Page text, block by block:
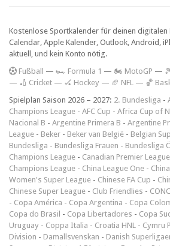
Kostenlose Sportkalender für deinen digitalen
Calendar, Apple Kalender, Outlook, Android,
aktuell, und kein Konto nötig.
Fußball — 🏎️ Formula 1 — 🏍 MotoGP —
— 🏏 Cricket — 🏑 Hockey — 🏈 NFL — 🏀
Spielplan Saison 2026 – 2027: 2. Bundesliga -
Champions League - AFC Cup - Africa Cup of
Nacional B - Argentine Primera B - Argentine
League - Beker - Beker van België - Belgian
Bundesliga - Bundesliga Frauen - Bundesliga
Champions League - Canadian Premier League
Champions League - China League One -
Women's Super League - Chinese FA Cup -
Chinese Super League - Club Friendlies -
- Copa América - Copa Argentina - Copa
Copa do Brasil - Copa Libertadores - Copa
Uruguay - Coppa Italia - Croatia HNL - Cymru
Division - Damallsvenskan - Danish